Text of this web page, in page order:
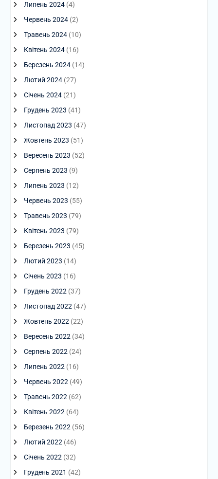
Липень 2024(4)
Червень 2024(2)
Травень 2024(10)
Квітень 2024(16)
Березень 2024(14)
Лютий 2024(27)
Січень 2024(21)
Грудень 2023 (41)
Листопад 2023 (47)
Жовтень 2023 (51)
Вересень 2023 (52)
Серпень 2023 (9)
Липень 2023 (12)
Червень 2023 (55)
Травень 2023 (79)
Квітень 2023 (79)
Березень 2023 (45)
Лютий 2023 (14)
Січень 2023 (16)
Грудень 2022 (37)
Листопад 2022 (47)
Жовтень 2022 (22)
Вересень 2022 (34)
Серпень 2022 (24)
Липень 2022 (16)
Червень 2022 (49)
Травень 2022 (62)
Квітень 2022 (64)
Березень 2022 (56)
Лютий 2022 (46)
Січень 2022 (32)
Грудень 2021 (42)